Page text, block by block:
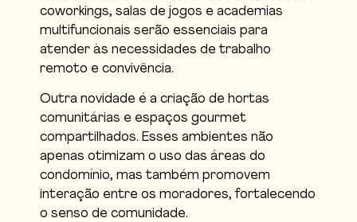
coworkings, salas de jogos e academias
multifuncionais serão essenciais para
atender às necessidades de trabalho
remoto e convivência.
Outra novidade é a criação de hortas
comunitárias e espaços gourmet
compartilhados. Esses ambientes não
apenas otimizam o uso das áreas do
condomínio, mas também promovem
interação entre os moradores, fortalecendo
o senso de comunidade.